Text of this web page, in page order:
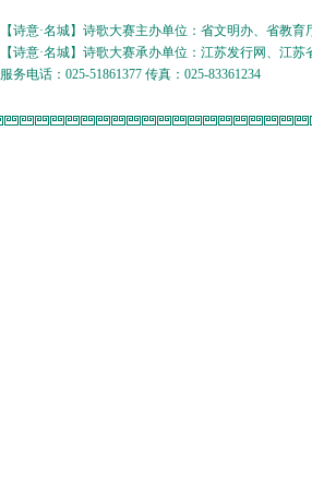
【诗意·名城】诗歌大赛主办单位：省文明办、省教
【诗意·名城】诗歌大赛承办单位：江苏发行网、江
服务电话：025-51861377 传真：025-83361234